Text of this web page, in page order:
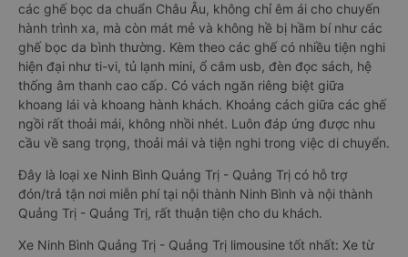
các ghế bọc da chuẩn Châu Âu, không chỉ êm ái cho chuyến
hành trình xa, mà còn mát mẻ và không hề bị hầm bí như các
ghế bọc da bình thường. Kèm theo các ghế có nhiều tiện nghi
hiện đại như ti-vi, tủ lạnh mini, ổ cắm usb, đèn đọc sách, hệ
thống âm thanh cao cấp. Có vách ngăn riêng biệt giữa
khoang lái và khoang hành khách. Khoảng cách giữa các ghế
ngồi rất thoải mái, không nhồi nhét. Luôn đáp ứng được nhu
cầu về sang trọng, thoải mái và tiện nghi trong việc di chuyển.
Đây là loại xe Ninh Bình Quảng Trị - Quảng Trị có hỗ trợ
đón/trả tận nơi miễn phí tại nội thành Ninh Bình và nội thành
Quảng Trị - Quảng Trị, rất thuận tiện cho du khách.
Xe Ninh Bình Quảng Trị - Quảng Trị limousine tốt nhất: Xe từ